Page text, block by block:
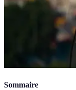
Sommaire